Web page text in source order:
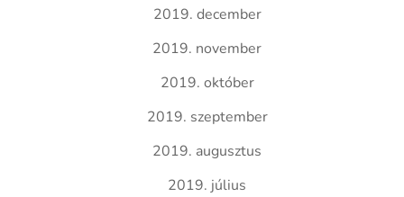
2019. december
2019. november
2019. október
2019. szeptember
2019. augusztus
2019. július